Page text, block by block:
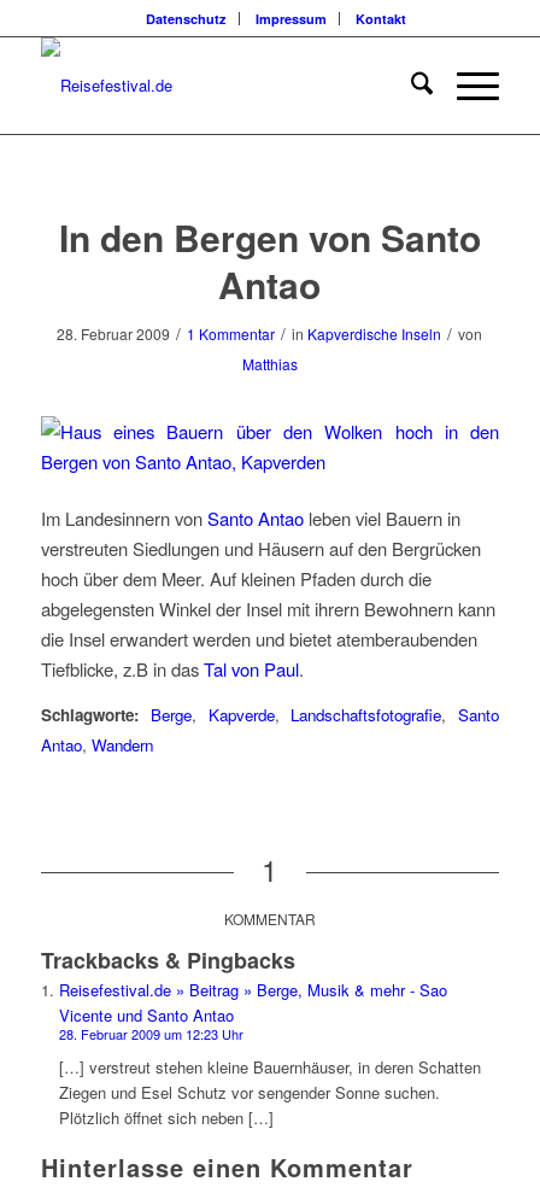
Datenschutz Impressum Kontakt
In den Bergen von Santo
Antao
28. Februar 2009 / 1 Kommentar / in Kapverdische Inseln / von
Matthias
Im Landesinnern vonSanto Antaoleben viel Bauern in
verstreuten Siedlungen und Häusern auf den Bergrücken
hoch über dem Meer. Auf kleinen Pfaden durch die
abgelegensten Winkel der Insel mit ihrern Bewohnern kann
die Insel erwandert werden und bietet atemberaubenden
Tiefblicke, z.B in dasTal von Paul.
Schlagworte: Berge, Kapverde, Landschaftsfotografie,Santo
Antao, Wandern
1
KOMMENTAR
Trackbacks & Pingbacks
Reisefestival.de » Beitrag » Berge, Musik & mehr - Sao
Vicente und Santo Antao
28. Februar 2009 um 12:23 Uhr
[…] verstreut stehen kleine Bauernhäuser, in deren Schatten
Ziegen und Esel Schutz vor sengender Sonne suchen.
Plötzlich öffnet sich neben […]
Hinterlasse einen Kommentar